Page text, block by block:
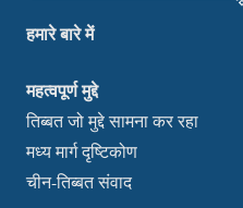
हमारे बारे में
महत्वपूर्ण मुद्दे
तिब्बत जो मुद्दे सामना कर रहा
मध्य मार्ग दृष्टिकोण
चीन-तिब्बत संवाद